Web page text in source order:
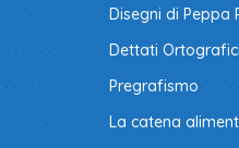
Disegni di Peppa
Dettati Ortografici
Pregrafismo
La catena